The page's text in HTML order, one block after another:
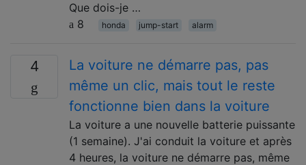
Que dois-je …
8
honda jump-start alarm
4
La voiture ne démarre pas, pas
même un clic, mais tout le reste
fonctionne bien dans la voiture
La voiture a une nouvelle batterie puissante
(1 semaine). J'ai conduit la voiture et après
4 heures, la voiture ne démarre pas, même